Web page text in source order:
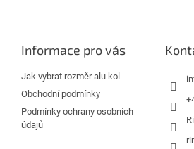
Informace pro vás
Jak vybrat rozměr alu kol
Obchodní podmínky
Podmínky ochrany osobních
údajů